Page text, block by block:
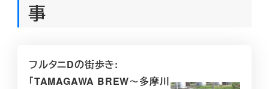
事
フルタニDの街歩き:
「TAMAGAWA BREW～多摩川